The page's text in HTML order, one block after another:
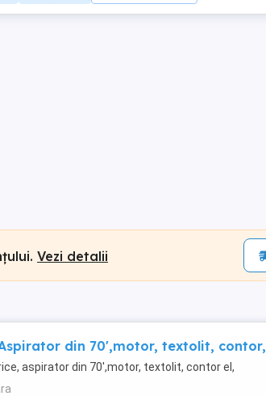
Vezi detalii
din 70',motor, textolit, contor,
aspirator din 70',motor, textolit, contor el,